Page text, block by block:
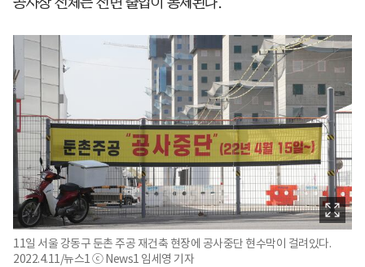
11일 서울 강동구 둔촌 주공 재건축 현장에 공사중단 현수막이 걸려있다.
2022.4.11/뉴스1 ⓒ News1 임세영 기자